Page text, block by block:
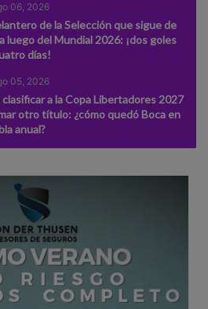
06, 2026
de la Selección que sigue de
luego del Mundial 2026: ¡dos goles
días!
05, 2026
clasificar a la Copa Libertadores 2027
otro título: ¿cómo quedó Boca en
anual?